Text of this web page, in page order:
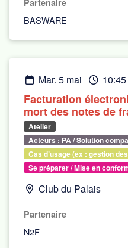
Partenaire
BASWARE
mar. 5 mai 10:45
Facturation
mort des notes de
Atelier
Acteurs : PA / Solution
Cas d’usage (ex : gestion
Se préparer / Mise en
Club du Palais
Partenaire
N2F